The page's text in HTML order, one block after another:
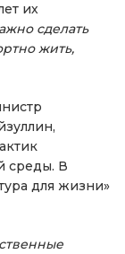
их
сделать
жить,
среды. В
для жизни»